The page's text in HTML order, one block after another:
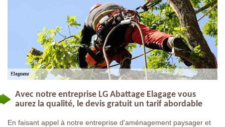
Avec notre entreprise LG Abattage Elagage vous
aurez la qualité, le devis gratuit un tarif abordable
En faisant appel à notre entreprise d'aménagement paysager et